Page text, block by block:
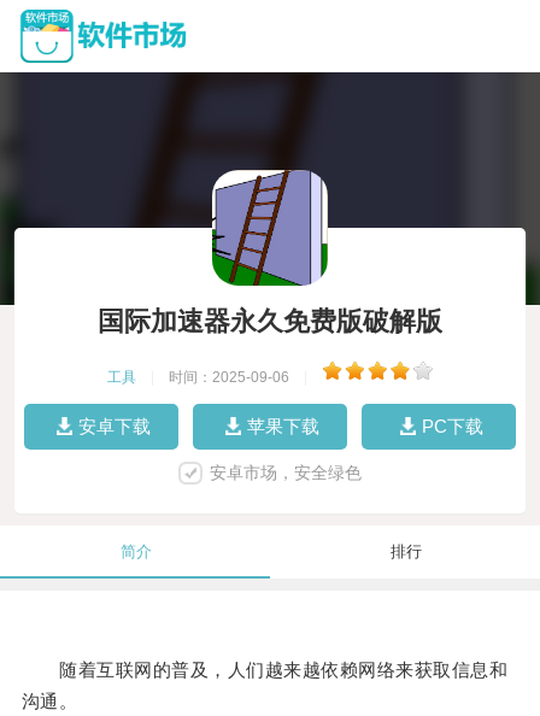
国际加速器永久免费版破解版
工具 时间：2025-09-06
安卓下载 苹果下载 PC下载
安卓市场，安全绿色
简介 排行
随着互联网的普及，人们越来越依赖网络来获取信息和
沟通。